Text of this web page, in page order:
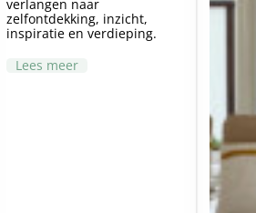
verlangen naar
zelfontdekking, inzicht,
inspiratie en verdieping.
Lees meer